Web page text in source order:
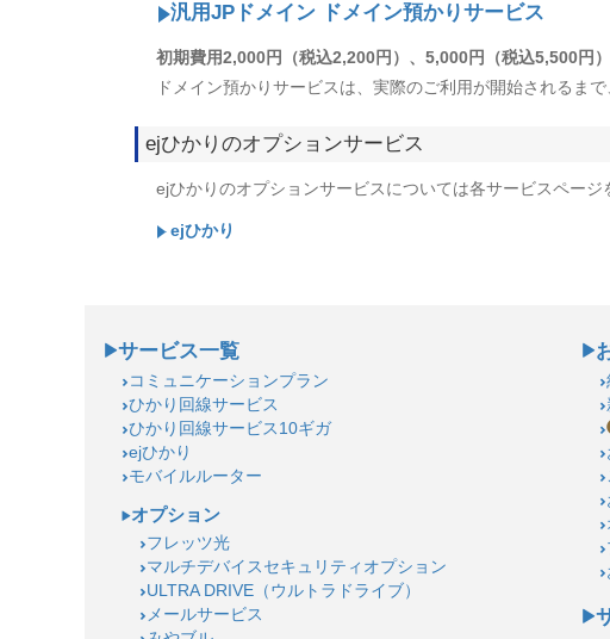
汎用JPドメイン ドメイン預かりサービス
初期費用2,000円（税込2,200円）、5,000円（税込5,500円
ドメイン預かりサービスは、実際のご利用が開始されるま
ejひかりのオプションサービス
ejひかりのオプションサービスについては各サービスページ
ejひかり
サービス一覧
コミュニケーションプラン
ひかり回線サービス
ひかり回線サービス10ギガ
ejひかり
モバイルルーター
オプション
フレッツ光
マルチデバイスセキュリティオプション
ULTRA DRIVE（ウルトラドライブ）
メールサービス